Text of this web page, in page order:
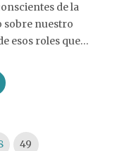
de la
sobre nuestro
esos roles que…
49